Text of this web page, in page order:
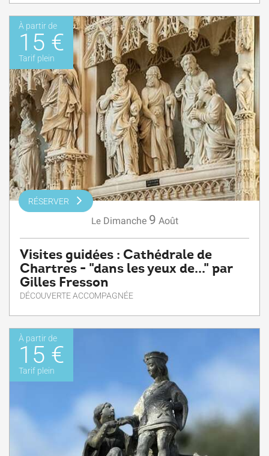
À partir de
15 €
Tarif plein
RÉSERVER
Le Dimanche 9 Août
Visites guidées : Cathédrale de
Chartres - "dans les yeux de..." par
Gilles Fresson
DÉCOUVERTE ACCOMPAGNÉE
À partir de
15 €
Tarif plein